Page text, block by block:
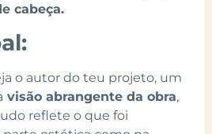
cabeça.
o autor do teu projeto, um
visão abrangente da obra,
reflete o que foi